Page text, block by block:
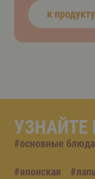
к продукту
#основные блюда
#японская #